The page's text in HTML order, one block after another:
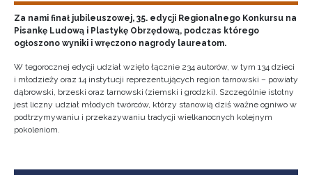
Za nami finał jubileuszowej, 35. edycji Regionalnego Konkursu na
Pisankę Ludową i Plastykę Obrzędową, podczas którego
ogłoszono wyniki i wręczono nagrody laureatom.
W tegorocznej edycji udział wzięło łącznie 234 autorów, w tym 134 dzieci
i młodzieży oraz 14 instytucji reprezentujących region tarnowski – powiaty
dąbrowski, brzeski oraz tarnowski (ziemski i grodzki). Szczególnie istotny
jest liczny udział młodych twórców, którzy stanowią dziś ważne ogniwo w
podtrzymywaniu i przekazywaniu tradycji wielkanocnych kolejnym
pokoleniom.